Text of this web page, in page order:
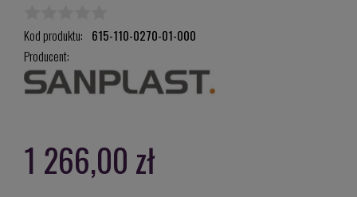
Kod produktu: 615-110-0270-01-000
Producent:
1 266,00 zł